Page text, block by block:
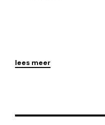
lees meer